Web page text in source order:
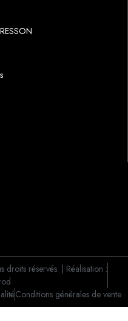
réservés. | Réalisation :
Conditions générales de vente